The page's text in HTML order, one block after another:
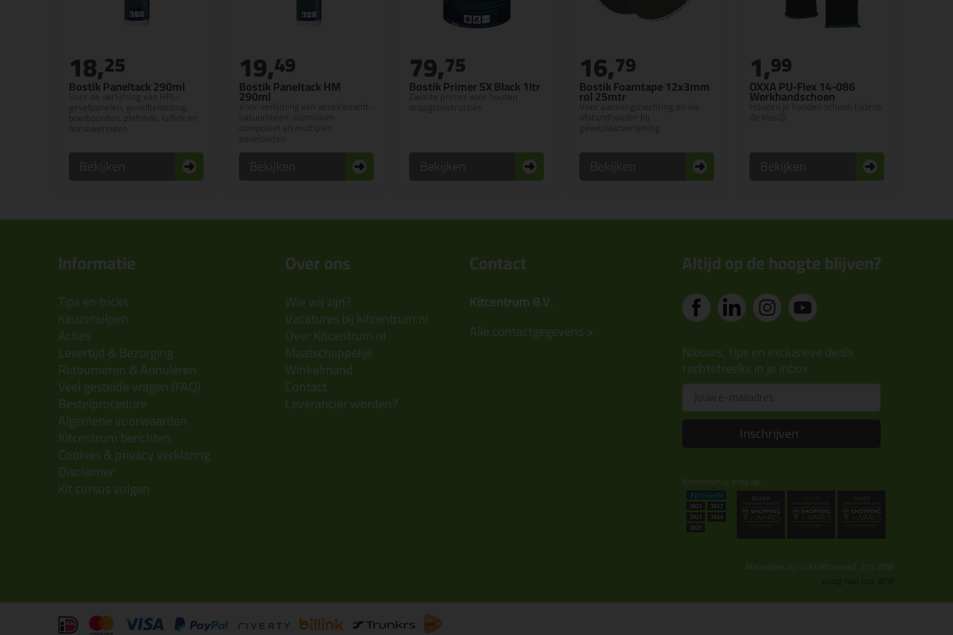
Bostik Paneltack 290ml
Voor de verlijming van HPL-
18,25
Bostik Paneltack HM
290ml
Voor verlijming van vezelcement-
19,49
Bostik Primer SX Black 1ltr
Zwarte primer voor houten
79,75
Bostik Foamtape 12x3mm
rol 25mtr
Voor aanvangshechting en als
16,79
OXXA PU-Flex 14-086
Werkhandschoen
Houden je handen schoon tijdens
1,99
Informatie
Tips en tricks
Keuzehulpen
Acties
Levertijd & Bezorging
Retourneren & Annuleren
Veel gestelde vragen (FAQ)
Bestelprocedure
Algemene voorwaarden
Kitcentrum berichten
Cookies & privacy verklaring
Disclaimer
Kit cursus volgen
Over ons
Wie wij zijn?
Vacatures bij kitcentrum.nl
Over Kitcentrum.nl
Maatschappelijk
Winkelmand
Contact
Leverancier worden?
Contact
Kitcentrum B.V.
Alle contactgegevens >
Altijd op de hoogte blijven?
Nieuws, tips en exclusieve deals
rechtstreeks in je inbox
Inschrijven
Kitcentrum is trots op:
Alle prijzen zijn in EURO en excl. 21% BTW